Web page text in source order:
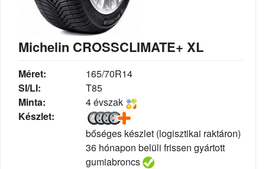
Michelin CROSSCLIMATE+ XL
Méret:
SI/LI:
Minta:
Készlet:
165/70R14
T85
4 évszak
bőséges készlet (logisztikai raktáron)
36 hónapon belüli frissen gyártott
gumiabroncs